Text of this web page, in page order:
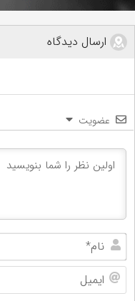
ارسال دیدگاه
عضویت